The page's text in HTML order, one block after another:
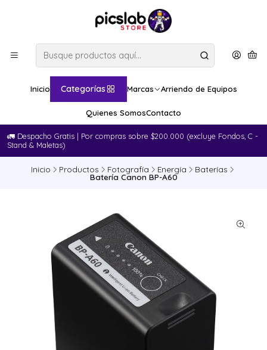
Inicio Categorías Marcas Arriendo de Equipos
Quienes SomosContacto
🚛​ Despacho Gratis | Por compras sobre $200.000 (excluye Fondos, C -
Stand & Maletas)
Inicio Productos Fotografía Energía Baterías
Batería Canon BP-A60